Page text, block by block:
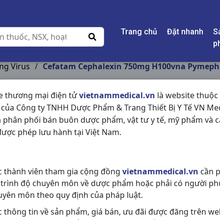
Trang chủ Đặt nhanh
thương mại điện tửvietnammedical.vn là website thuộc
Công ty TNHH Dược Phẩm & Trang Thiết Bị Y Tế VN
phân phối bán buôn dược phẩm, vật tư y tế, mỹ phẩm và
phép lưu hành tại Việt Nam.
thành viên tham gia cộng đồng vietnammedical.vn cần
độ chuyên môn về dược phẩm hoặc phải có người
môn theo quy định của pháp luật.
thông tin về sản phẩm, giá bán, ưu đãi được đăng trên
Virus / Cefatam Cephalexin 750mg H100vna
CEFATAM
PYMEPHARCO
Nhóm hàng:Kháng Sinh - Kháng
Chia sẻ qua mạng xã hội: